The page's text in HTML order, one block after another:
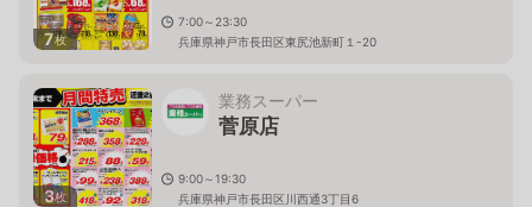
7枚
7:00～23:30
兵庫県神戸市長田区東尻池新町１-20
3枚
業務スーパー
菅原店
9:00～19:30
兵庫県神戸市長田区川西通3丁目6